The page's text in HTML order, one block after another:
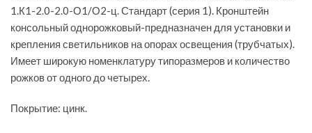
1.К1-2.0-2.0-О1/О2-ц. Стандарт (серия 1). Кронштейн
консольный однорожковый-предназначен для установки и
крепления светильников на опорах освещения (трубчатых).
Имеет широкую номенклатуру типоразмеров и количество
рожков от одного до четырех.
Покрытие: цинк.